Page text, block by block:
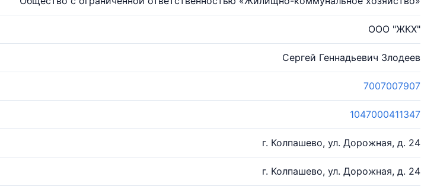
ООО "ЖКХ"
Сергей Геннадьевич Злодеев
7007007907
1047000411347
г. Колпашево, ул. Дорожная, д. 24
г. Колпашево, ул. Дорожная, д. 24